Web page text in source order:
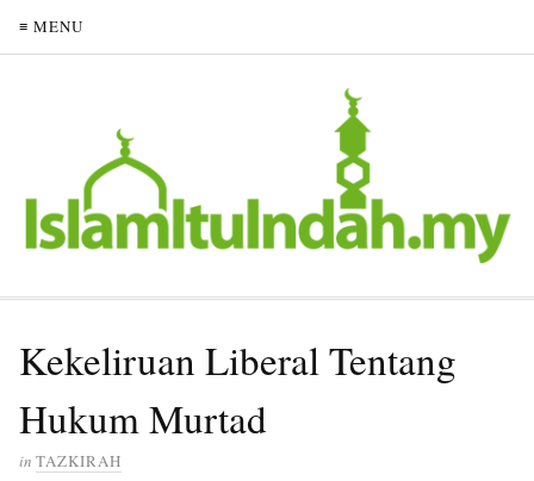
≡ MENU
Kekeliruan Liberal Tentang
Hukum Murtad
in TAZKIRAH